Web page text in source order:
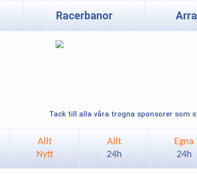
Racerbanor
Tack till alla våra trogna sponsorer som
Allt
Nytt
Allt
24h
Egna
24h